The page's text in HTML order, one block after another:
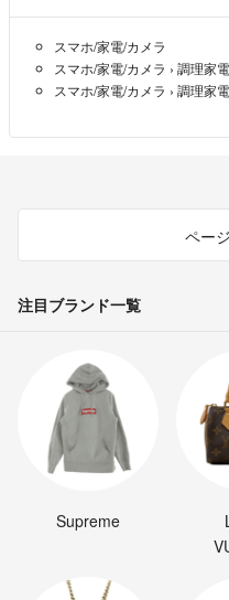
スマホ/家電/カメラ
スマホ/家電/カメラ › 調理家電
スマホ/家電/カメラ › 調理家電
ペー
注目ブランド一覧
Supreme